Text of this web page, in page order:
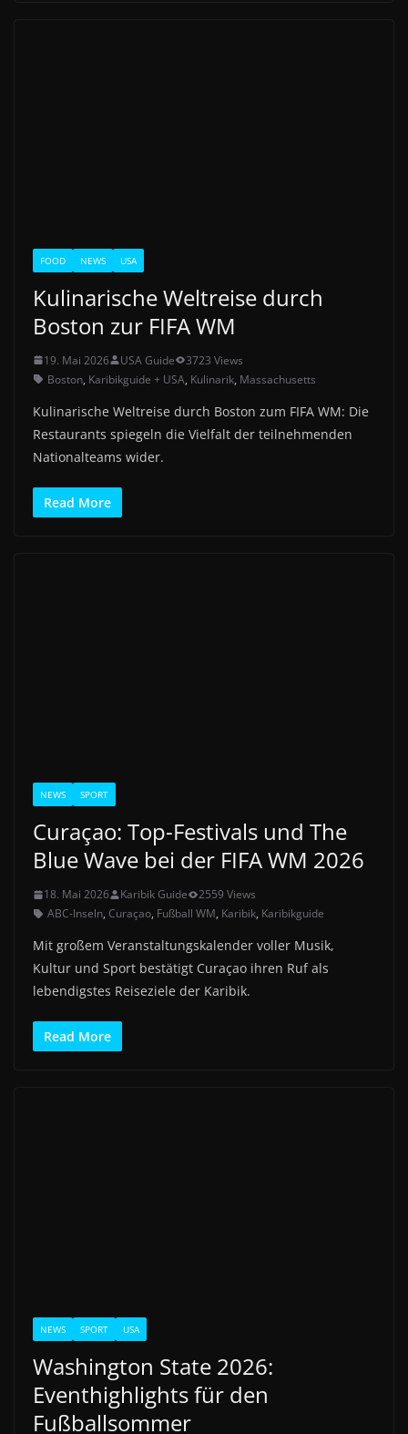
FOOD NEWS USA
Kulinarische Weltreise durch
Boston zur FIFA WM
19. Mai 2026 USA Guide
3723 Views
Boston, Karibikguide + USA, Kulinarik, Massachusetts
Kulinarische Weltreise durch Boston zum FIFA WM: Die
Restaurants spiegeln die Vielfalt der teilnehmenden
Nationalteams wider.
Read More
NEWS SPORT
Curaçao: Top-Festivals und The
Blue Wave bei der FIFA WM 2026
18. Mai 2026 Karibik Guide
2559 Views
ABC-Inseln, Curaçao, Fußball WM, Karibik, Karibikguide
Mit großem Veranstaltungskalender voller Musik,
Kultur und Sport bestätigt Curaçao ihren Ruf als
lebendigstes Reiseziele der Karibik.
Read More
NEWS SPORT USA
Washington State 2026:
Eventhighlights für den
Fußballsommer